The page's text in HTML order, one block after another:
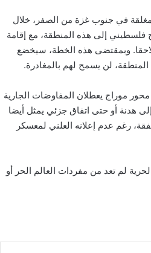
في جنوب غزة من الصفر، خلال
وتستهدف الخطة في مرحلتها الأولى نقل نحو 600 ألف نازح فلسطيني إلى هذه المنطقة، مع إقامة
وبمقتضى هذه الخطة، سيخضع
لن يسمح لهم بالمغادرة.
موراج يعطلان المفاوضات الجارية
هدنة أو حتى اتفاق جزئي يمثل أيضا
رغم عدم إعلانه العلني لمعسكر
لم تعد من مفردات العالم الحر أو
– فرنسا” إلى الأمام- الأب